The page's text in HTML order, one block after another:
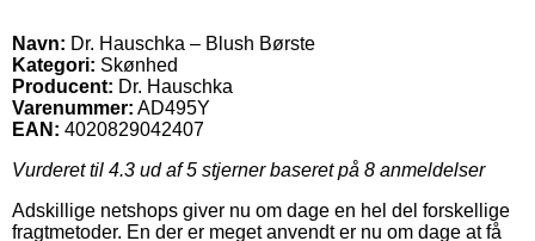
Navn: Dr. Hauschka – Blush Børste
Kategori: Skønhed
Producent: Dr. Hauschka
Varenummer: AD495Y
EAN: 4020829042407
Vurderet til 4.3 ud af 5 stjerner baseret på 8 anmeldelser
Adskillige netshops giver nu om dage en hel del forskellige
fragtmetoder. En der er meget anvendt er nu om dage at få